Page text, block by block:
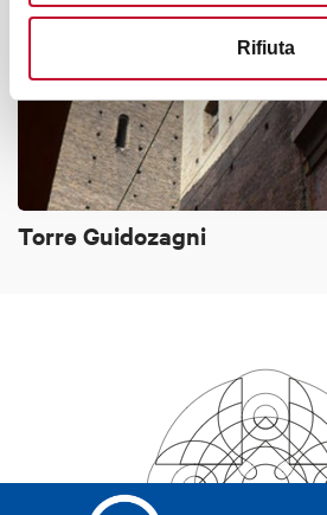
Rifiuta
TORRI, EDIFICI STORICI
Torre Guidozagni